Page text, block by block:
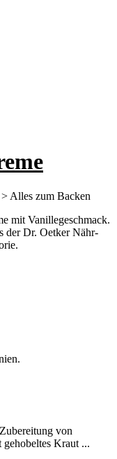
Alles zum Backen
mit Vanillegeschmack.
der Dr. Oetker Nähr-
von
Kraut ...